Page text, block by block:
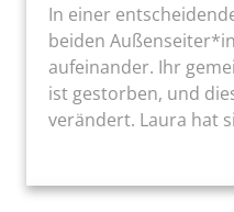
In einer
beiden
aufeinander. Ihr
ist gestorben, und
verändert. Laura hat